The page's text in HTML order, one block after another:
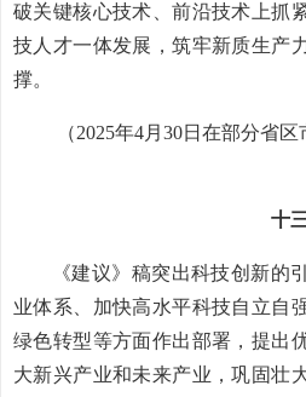
破关键核心技术、前沿技术上抓
技人才一体发展，筑牢新质生产
撑。
（2025年4月30日在部分省
十
《建议》稿突出科技创新的
业体系、加快高水平科技自立自
绿色转型等方面作出部署，提出
大新兴产业和未来产业，巩固壮